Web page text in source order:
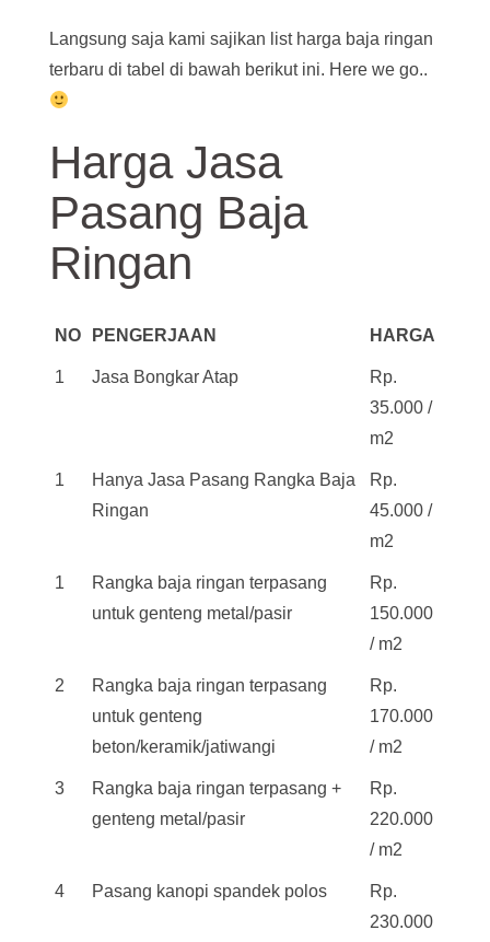
Langsung saja kami sajikan list harga baja ringan
terbaru di tabel di bawah berikut ini. Here we go..
Harga Jasa
Pasang Baja
Ringan
NO PENGERJAAN HARGA
1 Jasa Bongkar Atap
Rp.
35.000 /
m2
1
Hanya Jasa Pasang Rangka Baja
Ringan
Rp.
45.000 /
m2
1
Rangka baja ringan terpasang
untuk genteng metal/pasir
Rp.
150.000
/ m2
2
Rangka baja ringan terpasang
untuk genteng
beton/keramik/jatiwangi
Rp.
170.000
/ m2
3
Rangka baja ringan terpasang +
genteng metal/pasir
Rp.
220.000
/ m2
4 Pasang kanopi spandek polos
Rp.
230.000